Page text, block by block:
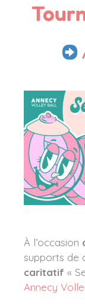
À l’occasion
supports de
caritatif «
Annecy